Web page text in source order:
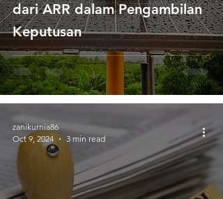
dari ARR dalam Pengambilan
Keputusan
zanikurnia86
Oct 9, 2024
3 min read